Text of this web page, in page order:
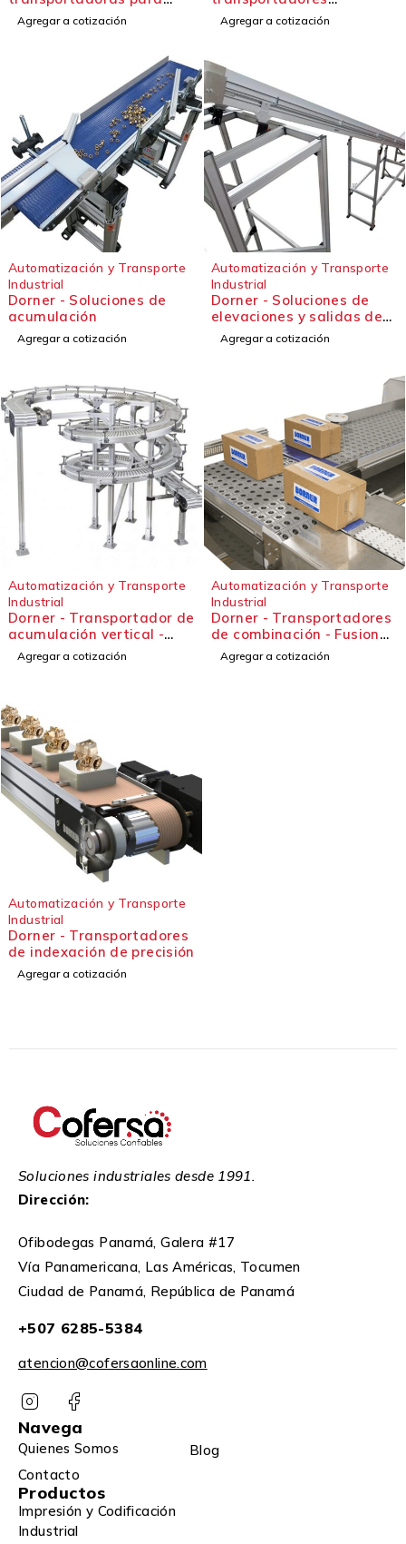
manipulación de
productos
Agregar a cotización
personalizados
Agregar a cotización
Automatización y Transporte
Industrial
Dorner - Soluciones de
acumulación
Agregar a cotización
Automatización y Transporte
Industrial
Dorner - Soluciones de
elevaciones y salidas de
línea
Agregar a cotización
Automatización y Transporte
Industrial
Dorner - Transportador de
acumulación vertical -
FlexMove Helix
Agregar a cotización
Automatización y Transporte
Industrial
Dorner - Transportadores
de combinación - Fusionar,
desviar y ordenar
Agregar a cotización
Automatización y Transporte
Industrial
Dorner - Transportadores
de indexación de precisión
Agregar a cotización
Soluciones industriales desde 1991.
Dirección:
Ofibodegas Panamá, Galera #17
Vía Panamericana, Las Américas, Tocumen
Ciudad de Panamá, República de Panamá
+507 6285-5384
atencion@cofersaonline.com
Navega
Quienes Somos
Blog
Contacto
Productos
Impresión y Codificación
Industrial